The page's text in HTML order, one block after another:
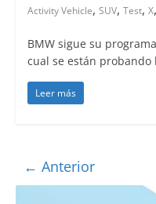
Activity Vehicle, SUV, Test, X,
BMW sigue su
cual se están
Leer más
← Anterior